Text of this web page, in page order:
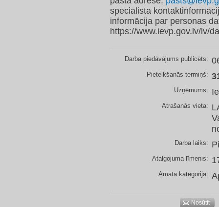
speciālista
informācija par personas
https://www.ievp.gov.lv/lv/
Darba piedāvājums publicēts:
Pieteikšanās termiņš:
Uzņēmums:
Atrašanās vieta:
Darba laiks:
Atalgojuma līmenis:
Amata kategorija:
Nosūtīt